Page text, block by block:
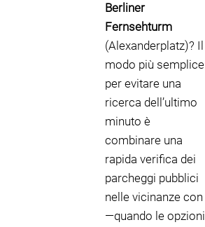
Berliner
Fernsehturm
(Alexanderplatz)? Il
modo più semplice
per evitare una
ricerca dell’ultimo
minuto è
combinare una
rapida verifica dei
parcheggi pubblici
nelle vicinanze con
—quando le opzioni